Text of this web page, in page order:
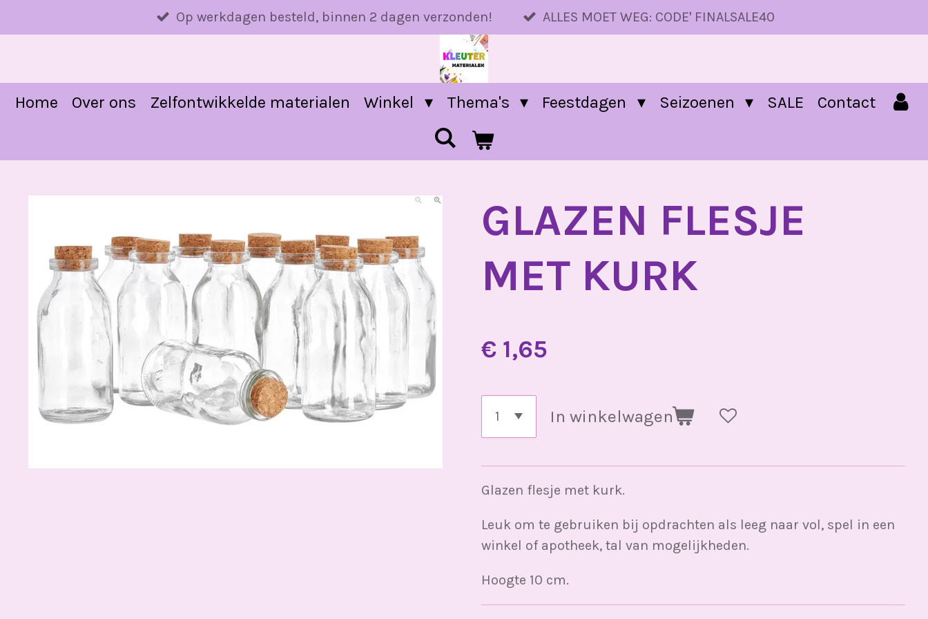
direct
hoofdinhoud
Op werkdagen besteld, binnen 2 dagen verzonden! ALLES MOET WEG: CODE' FINALSALE40
Home Over ons Zelfontwikkelde materialen Winkel Thema's Feestdagen Seizoenen SALE Contact
GLAZEN FLESJE
MET KURK
€ 1,65
In winkelwagen
Glazen flesje met kurk.
Leuk om te gebruiken bij opdrachten als leeg naar vol, spel in een
winkel of apotheek, tal van mogelijkheden.
Hoogte 10 cm.